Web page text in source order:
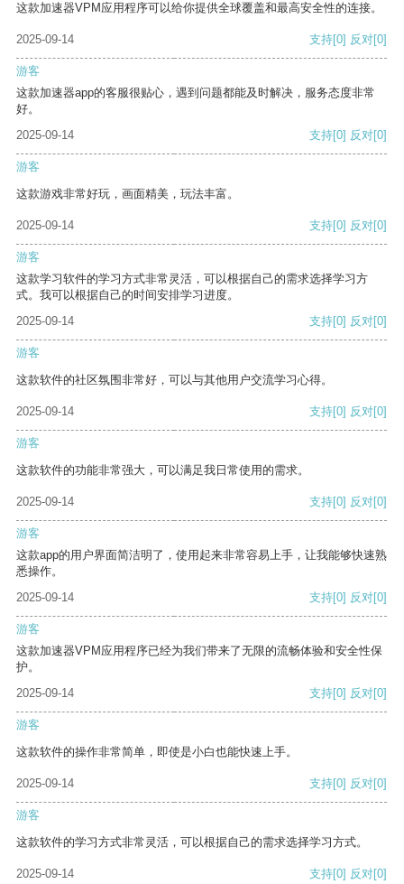
这款加速器VPM应用程序可以给你提供全球覆盖和最高安全性的连接。
2025-09-14 支持[0] 反对[0]
游客
这款加速器app的客服很贴心，遇到问题都能及时解决，服务态度非常
好。
2025-09-14
支持[0] 反对[0]
游客
这款游戏非常好玩，画面精美，玩法丰富。
2025-09-14 支持[0] 反对[0]
游客
这款学习软件的学习方式非常灵活，可以根据自己的需求选择学习方
式。我可以根据自己的时间安排学习进度。
2025-09-14
支持[0] 反对[0]
游客
这款软件的社区氛围非常好，可以与其他用户交流学习心得。
2025-09-14 支持[0] 反对[0]
游客
这款软件的功能非常强大，可以满足我日常使用的需求。
2025-09-14 支持[0] 反对[0]
游客
这款app的用户界面简洁明了，使用起来非常容易上手，让我能够快速熟
悉操作。
2025-09-14
支持[0] 反对[0]
游客
这款加速器VPM应用程序已经为我们带来了无限的流畅体验和安全性保
护。
2025-09-14
支持[0] 反对[0]
游客
这款软件的操作非常简单，即使是小白也能快速上手。
2025-09-14 支持[0] 反对[0]
游客
这款软件的学习方式非常灵活，可以根据自己的需求选择学习方式。
2025-09-14 支持[0] 反对[0]